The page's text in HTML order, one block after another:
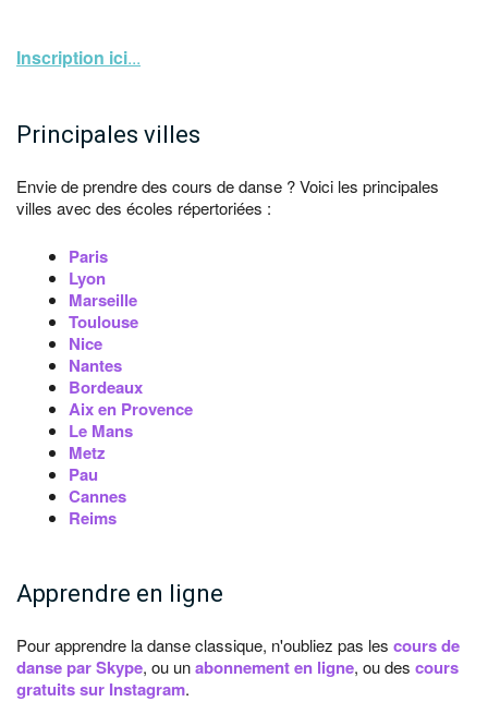
Inscription ici...
Principales villes
Envie de prendre des cours de danse ? Voici les principales
villes avec des écoles répertoriées :
Paris
Lyon
Marseille
Toulouse
Nice
Nantes
Bordeaux
Aix en Provence
Le Mans
Metz
Pau
Cannes
Reims
Apprendre en ligne
Pour apprendre la danse classique, n'oubliez pas les cours de
danse par Skype, ou unabonnement en ligne, ou des cours
gratuits sur Instagram.